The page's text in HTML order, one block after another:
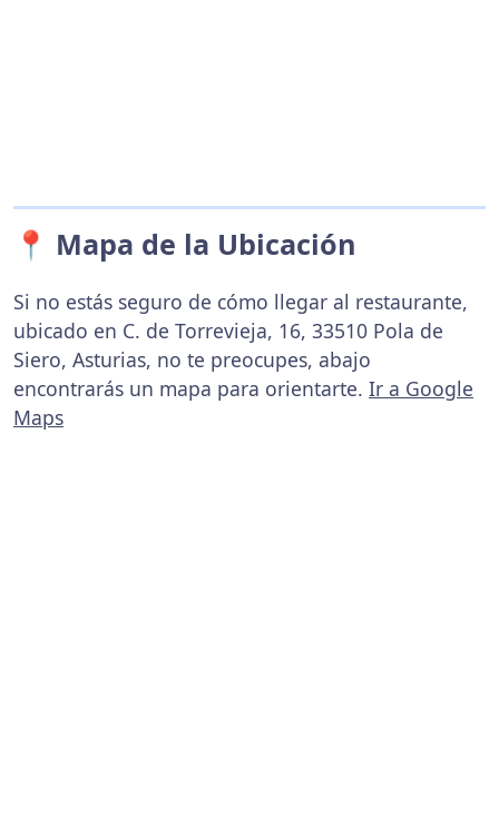
📍 Mapa de la Ubicación
Si no estás seguro de cómo llegar al restaurante,
ubicado en C. de Torrevieja, 16, 33510 Pola de
Siero, Asturias, no te preocupes, abajo
encontrarás un mapa para orientarte. Ir a Google
Maps